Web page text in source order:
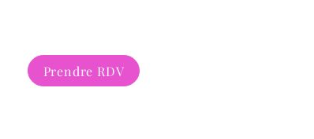
Prendre RDV